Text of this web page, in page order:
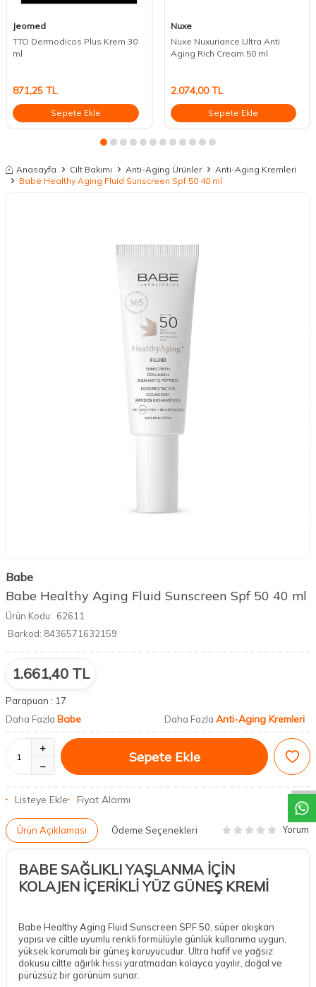
DESTEK
Jeomed
TTO Dermodicos Plus Krem 30
ml
871,25 TL
Sepete Ekle
Nuxe
Nuxe Nuxuriance Ultra Anti
Aging Rich Cream 50 ml
2.074,00TL
Sepete Ekle
Anasayfa Cilt Bakımı Anti-Aging Ürünler
Anti-Aging Kremleri
Babe Healthy Aging Fluid Sunscreen Spf 50 40 ml
Babe
Babe Healthy Aging Fluid Sunscreen Spf 50 40 ml
Ürün Kodu: 62611
Barkod: 8436571632159
1.661,40 TL
Parapuan : 17
Daha Fazla Babe Daha Fazla Anti-Aging Kremleri
Sepete Ekle
Listeye Ekle Fiyat Alarmı
Ürün Açıklaması Ödeme Seçenekleri Yorum
BABE SAĞLIKLI YAŞLANMA İÇİN
KOLAJEN İÇERİKLİ YÜZ GÜNEŞ KREMİ
Babe Healthy Aging Fluid Sunscreen SPF 50, süper akışkan
yapısı ve ciltle uyumlu renkli formülüyle günlük kullanıma uygun,
yüksek korumalı bir güneş koruyucudur. Ultra hafif ve yağsız
dokusu ciltte ağırlık hissi yaratmadan kolayca yayılır, doğal ve
pürüzsüz bir görünüm sunar.